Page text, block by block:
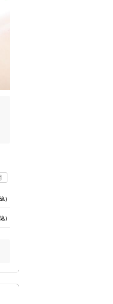
）
）